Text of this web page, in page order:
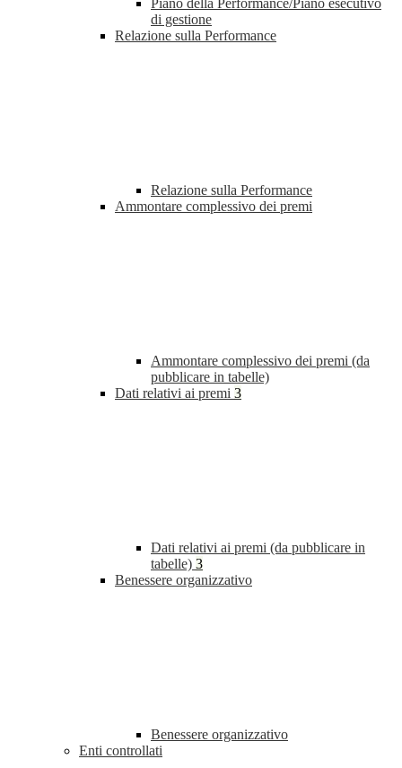
Piano della Performance/Piano esecutivo
di gestione
Relazione sulla Performance
Relazione sulla Performance
Ammontare complessivo dei premi
Ammontare complessivo dei premi (da
pubblicare in tabelle)
Dati relativi ai premi 3
Dati relativi ai premi (da pubblicare in
tabelle) 3
Benessere organizzativo
Benessere organizzativo
Enti controllati